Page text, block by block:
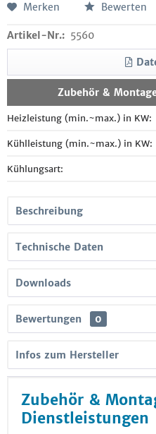
Merken Bewerten
Artikel-Nr.: 5560
Zubehör &
Heizleistung (min.~max.) in KW:
Kühlleistung (min.~max.) in KW:
Kühlungsart:
Beschreibung
Technische Daten
Downloads
Bewertungen 0
Infos zum Hersteller
Zubehör &
Dienstleistungen